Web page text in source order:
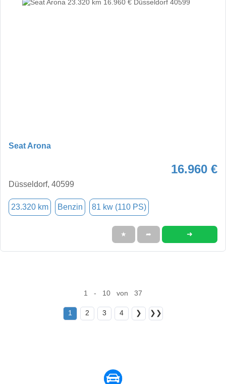
Seat Arona
16.960 €
Düsseldorf, 40599
23.320 km Benzin 81 kw (110 PS)
★ ➦ ➜
1 - 10 von 37
1 2 3 4 ❯ ❯❯